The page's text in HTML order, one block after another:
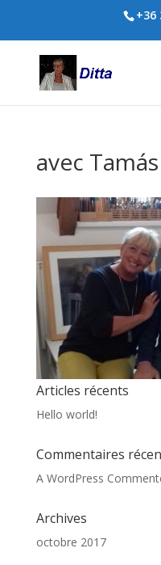
+36
avec
Articles récents
Hello world!
Commentaires
A WordPress
Archives
octobre 2017